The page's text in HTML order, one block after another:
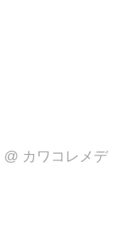
@ カワコレメデ